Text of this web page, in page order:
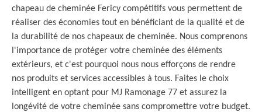
chapeau de cheminée Fericy compétitifs vous permettent de
réaliser des économies tout en bénéficiant de la qualité et de
la durabilité de nos chapeaux de cheminée. Nous comprenons
l'importance de protéger votre cheminée des éléments
extérieurs, et c'est pourquoi nous nous efforçons de rendre
nos produits et services accessibles à tous. Faites le choix
intelligent en optant pour MJ Ramonage 77 et assurez la
longévité de votre cheminée sans compromettre votre budget.